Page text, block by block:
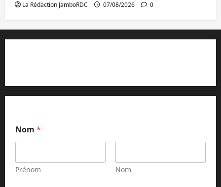
La Rédaction JamboRDC 07/08/2026 0
Nom *
Prénom Nom